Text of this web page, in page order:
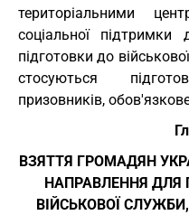
територіальними
соціальної
підготовки до
стосуються
призовників,
ВЗЯТТЯ ГРОМАДЯН
НАПРАВЛЕННЯ ДЛЯ
ВІЙСЬКОВОЇ